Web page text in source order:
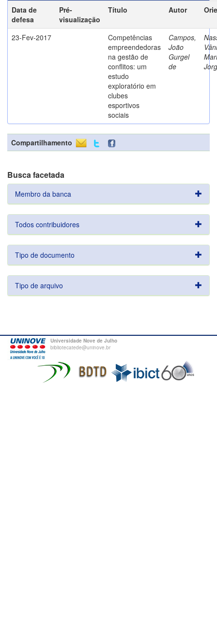
Data de
defesa
Pré-
visualização
Título Autor
23-Fev-2017
Competências
empreendedoras
na gestão de
conflitos: um
estudo
exploratório em
clubes
esportivos
sociais
Campos,
João
Gurgel
de
Compartilhamento
Busca facetada
Membro da banca
Todos contribuidores
Tipo de documento
Tipo de arquivo
Universidade Nove de Julho
bibliotecatede@uninove.br